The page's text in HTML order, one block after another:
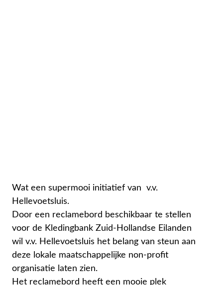
Wat een supermooi initiatief van v.v.
Hellevoetsluis.
Door een reclamebord beschikbaar te stellen
voor de Kledingbank Zuid-Hollandse Eilanden
wil v.v. Hellevoetsluis het belang van steun aan
deze lokale maatschappelijke non-profit
organisatie laten zien.
Het reclamebord heeft een mooie plek